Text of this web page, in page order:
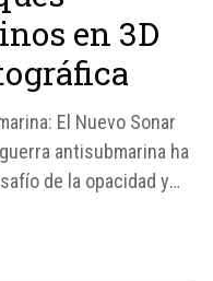
en 3D
El Nuevo Sonar
antisubmarina ha
de la opacidad y
embargo, gracias